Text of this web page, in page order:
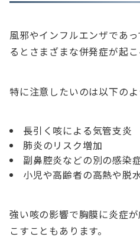
風邪やインフルエンザであ
るとさまざまな併発症が起こ
特に注意したいのは以下のよ
長引く咳による気管支炎
肺炎のリスク増加
副鼻腔炎などの別の感染
小児や高齢者の高熱や脱
強い咳の影響で胸膜に炎症
こすこともあります。